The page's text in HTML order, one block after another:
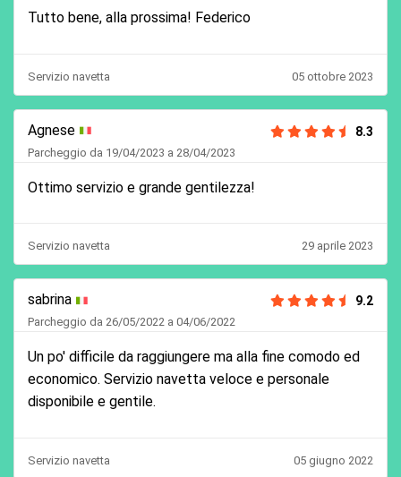
Tutto bene, alla prossima! Federico
Servizio navetta 05 ottobre 2023
Agnese 8.3
Parcheggio da 19/04/2023 a 28/04/2023
Ottimo servizio e grande gentilezza!
Servizio navetta 29 aprile 2023
sabrina 9.2
Parcheggio da 26/05/2022 a 04/06/2022
Un po' difficile da raggiungere ma alla fine comodo ed
economico. Servizio navetta veloce e personale
disponibile e gentile.
Servizio navetta 05 giugno 2022